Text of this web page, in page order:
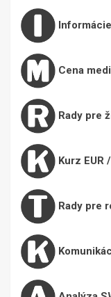
Cena
Rady pre
Kurz EUR
Rady pre